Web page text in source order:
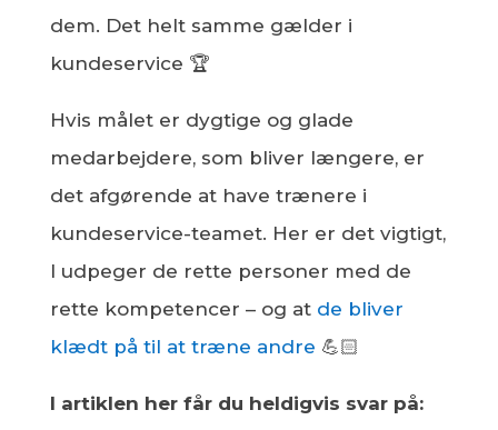
dem. Det helt samme gælder i
kundeservice 🏆
Hvis målet er dygtige og glade
medarbejdere, som bliver længere, er
det afgørende at have trænere i
kundeservice-teamet. Her er det vigtigt,
I udpeger de rette personer med de
rette kompetencer – og at de bliver
klædt på til at træne andre 💪🏻
I artiklen her får du heldigvis svar på: